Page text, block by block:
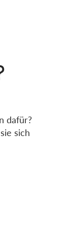
dafür?
sich